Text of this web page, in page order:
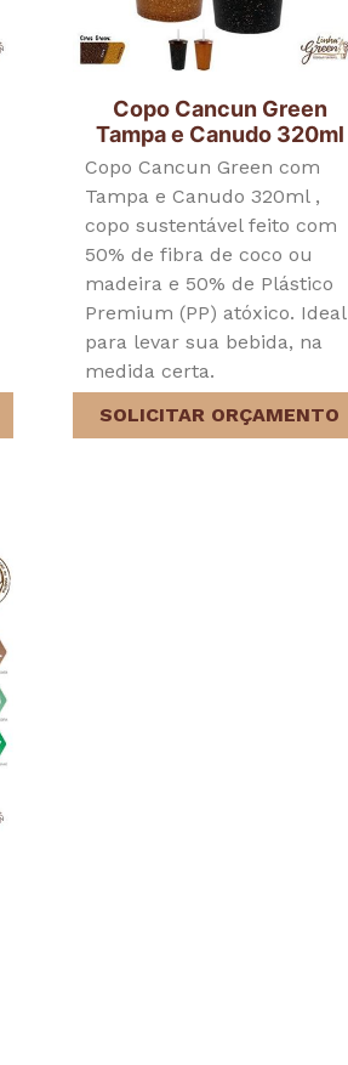
Copo Cancun Green
Tampa e Canudo 320ml
Copo Cancun Green com
Tampa e Canudo 320ml ,
copo sustentável feito com
50% de fibra de coco ou
madeira e 50% de Plástico
Premium (PP) atóxico. Ideal
para levar sua bebida, na
medida certa.
SOLICITAR ORÇAMENTO